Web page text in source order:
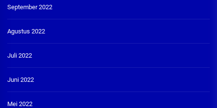
September 2022
Agustus 2022
Juli 2022
Juni 2022
Mei 2022